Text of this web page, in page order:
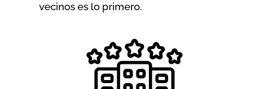
vecinos es lo primero.